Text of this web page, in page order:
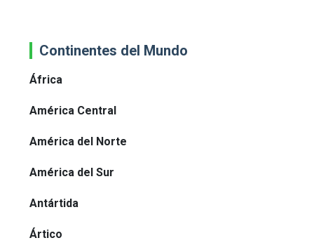
Continentes del Mundo
África
América Central
América del Norte
América del Sur
Antártida
Ártico